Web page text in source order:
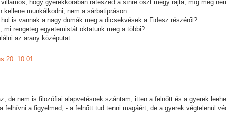
hogy gyerekkorában ráteszed a sínre oszt megy rajta, míg meg
kellene munkálkodni, nem a sárbatipráson.
is vannak a nagy dumák meg a dicsekvések a Fidesz részéről?
mi rengeteg egyetemistát oktatunk meg a többi?
az arany középutat...
20. 10:01
de nem is filozófiai alapvetésnek szántam, itten a felnőtt és a gyerek
felhívni a figyelmed, - a felnőtt tud tenni magáért, de a gyerek végtelenül